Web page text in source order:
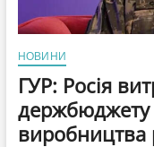
НОВИНИ
ГУР: Росія
держбюджету
виробництва